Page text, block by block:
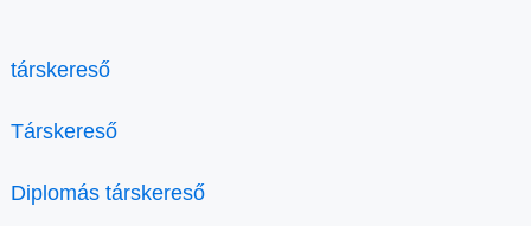
társkereső
Társkereső
Diplomás társkereső